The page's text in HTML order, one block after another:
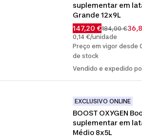
suplementar em
Grande 12x9L
147,20 €184,00 €
0,14 €/unidade
Preço em vigor
de stock
Vendido e expedido
EXCLUSIVO ONLINE
BOOST OXYGEN
suplementar em
Médio 8x5L